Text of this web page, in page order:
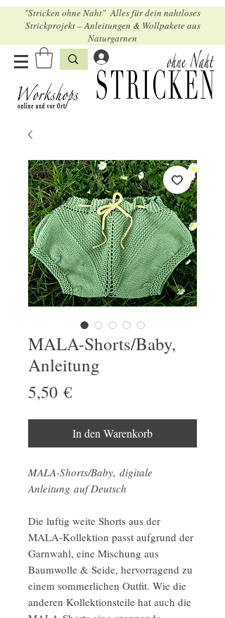
"Stricken ohne Naht" Alles für dein nahtloses
Strickprojekt – Anleitungen & Wollpakete aus
Naturgarnen
MALA-Shorts/Baby,
Anleitung
5,50 €Preis
In den Warenkorb
MALA-Shorts/Baby, digitale
Anleitung auf Deutsch
Die luftig weite Shorts aus der
MALA-Kollektion passt aufgrund der
Garnwahl, eine Mischung aus
Baumwolle & Seide, hervorragend zu
einem sommerlichen Outfit. Wie die
anderen Kollektionsteile hat auch die